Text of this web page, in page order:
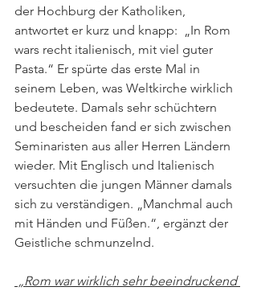
der Hochburg der Katholiken,
antwortet er kurz und knapp:  „In Rom
wars recht italienisch, mit viel guter
Pasta.“ Er spürte das erste Mal in
seinem Leben, was Weltkirche wirklich
bedeutete. Damals sehr schüchtern
und bescheiden fand er sich zwischen
Seminaristen aus aller Herren Ländern
wieder. Mit Englisch und Italienisch
versuchten die jungen Männer damals
sich zu verständigen. „Manchmal auch
mit Händen und Füßen.“, ergänzt der
Geistliche schmunzelnd.